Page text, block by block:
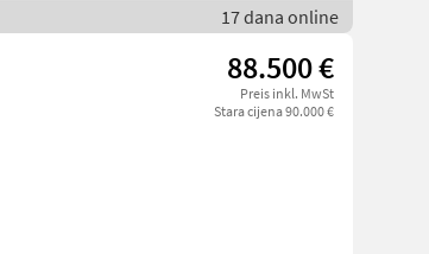
17 dana online
88.500 €
Preis inkl. MwSt
Stara cijena 90.000 €